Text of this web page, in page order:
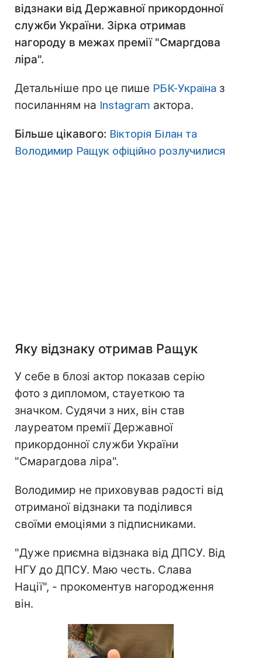
відзнаки від Державної прикордонної
служби України. Зірка отримав
нагороду в межах премії "Смаргдова
ліра".
Детальніше про це пише РБК-Україна з
посиланням на Instagram актора.
Більше цікавого: Вікторія Білан та
Володимир Ращук офіційно розлучилися
Яку відзнаку отримав Ращук
У себе в блозі актор показав серію
фото з дипломом, стауеткою та
значком. Судячи з них, він став
лауреатом премії Державної
прикордонної служби України
"Смарагдова ліра".
Володимир не приховував радості від
отриманої відзнаки та поділився
своїми емоціями з підписниками.
"Дуже приємна відзнака від ДПСУ. Від
НГУ до ДПСУ. Маю честь. Слава
Нації", - прокоментув нагородження
він.